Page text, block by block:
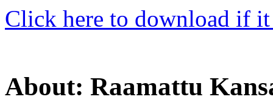
Click here to download if
About: Raamattu